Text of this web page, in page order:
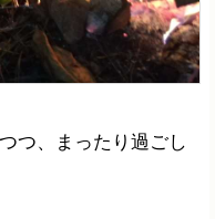
つ、まったり過ごし